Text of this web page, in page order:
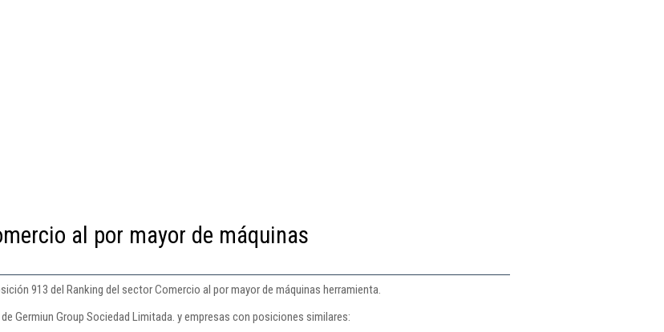
al por mayor de máquinas
913 del Ranking del sector Comercio al por mayor de máquinas herramienta.
Germiun Group Sociedad Limitada. y empresas con posiciones similares: